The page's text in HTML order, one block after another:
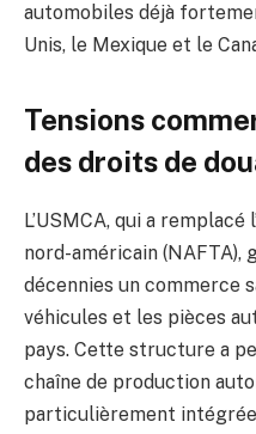
automobiles déjà
Unis, le Mexique et le
Tensions
des droits de
L’USMCA, qui a
nord-américain (NAFTA),
décennies un commerce
véhicules et les pièces
pays. Cette structure a
chaîne de production
particulièrement